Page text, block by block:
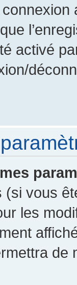
activé
(si vous
les
de